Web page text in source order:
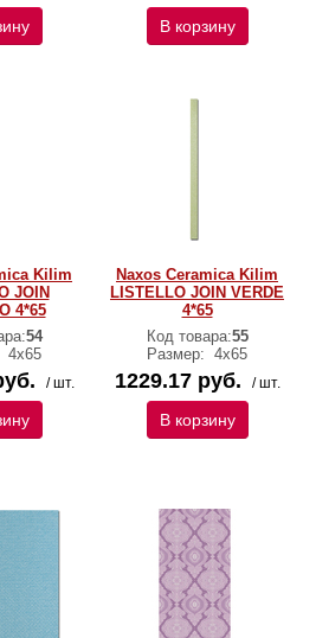
В корзину
Kilim
JOIN
4*65
54
4x65
/ шт.
Naxos Ceramica Kilim
LISTELLO JOIN VERDE
4*65
Код товара:55
Размер: 4x65
1229.17 руб. / шт.
В корзину